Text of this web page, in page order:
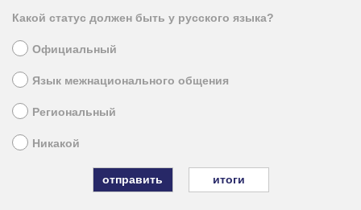
Какой статус должен быть у русского языка?
Официальный
Язык межнационального общения
Региональный
Никакой
итоги